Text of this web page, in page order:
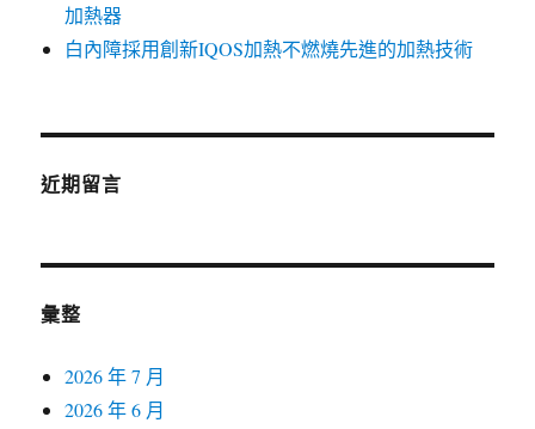
加熱器
白內障採用創新IQOS加熱不燃燒先進的加熱技術
近期留言
彙整
2026 年 7 月
2026 年 6 月